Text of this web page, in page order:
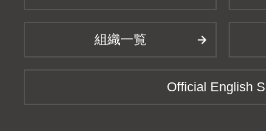
組織一覧
Official English